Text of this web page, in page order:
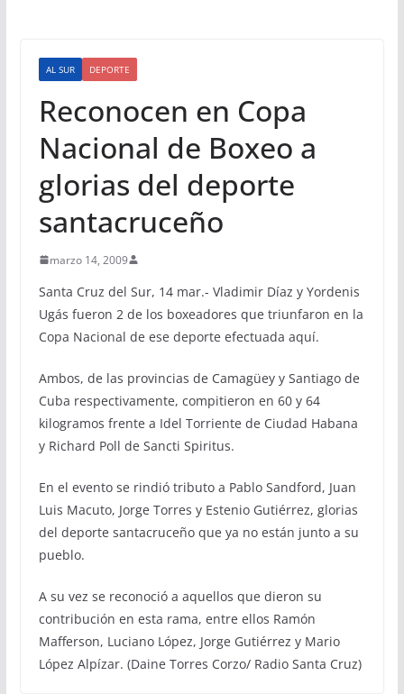
AL SUR DEPORTE
Reconocen en Copa
Nacional de Boxeo a
glorias del deporte
santacruceño
marzo 14, 2009
Santa Cruz del Sur, 14 mar.- Vladimir Díaz y Yordenis
Ugás fueron 2 de los boxeadores que triunfaron en la
Copa Nacional de ese deporte efectuada aquí.
Ambos, de las provincias de Camagüey y Santiago de
Cuba respectivamente, compitieron en 60 y 64
kilogramos frente a Idel Torriente de Ciudad Habana
y Richard Poll de Sancti Spiritus.
En el evento se rindió tributo a Pablo Sandford, Juan
Luis Macuto, Jorge Torres y Estenio Gutiérrez, glorias
del deporte santacruceño que ya no están junto a su
pueblo.
A su vez se reconoció a aquellos que dieron su
contribución en esta rama, entre ellos Ramón
Mafferson, Luciano López, Jorge Gutiérrez y Mario
López Alpízar. (Daine Torres Corzo/ Radio Santa Cruz)